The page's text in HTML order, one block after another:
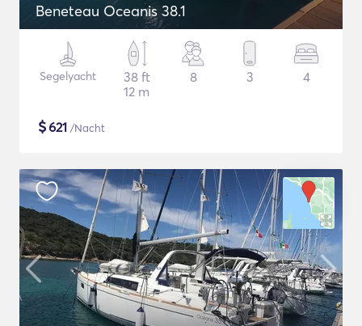
Beneteau Oceanis 38.1
Segelyacht
38 ft
12 m
8 3 4
$621 /Nacht